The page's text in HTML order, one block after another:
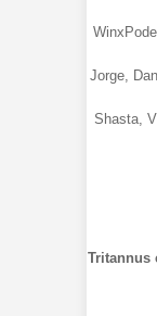
Jorge,
Shasta,
Tritannus